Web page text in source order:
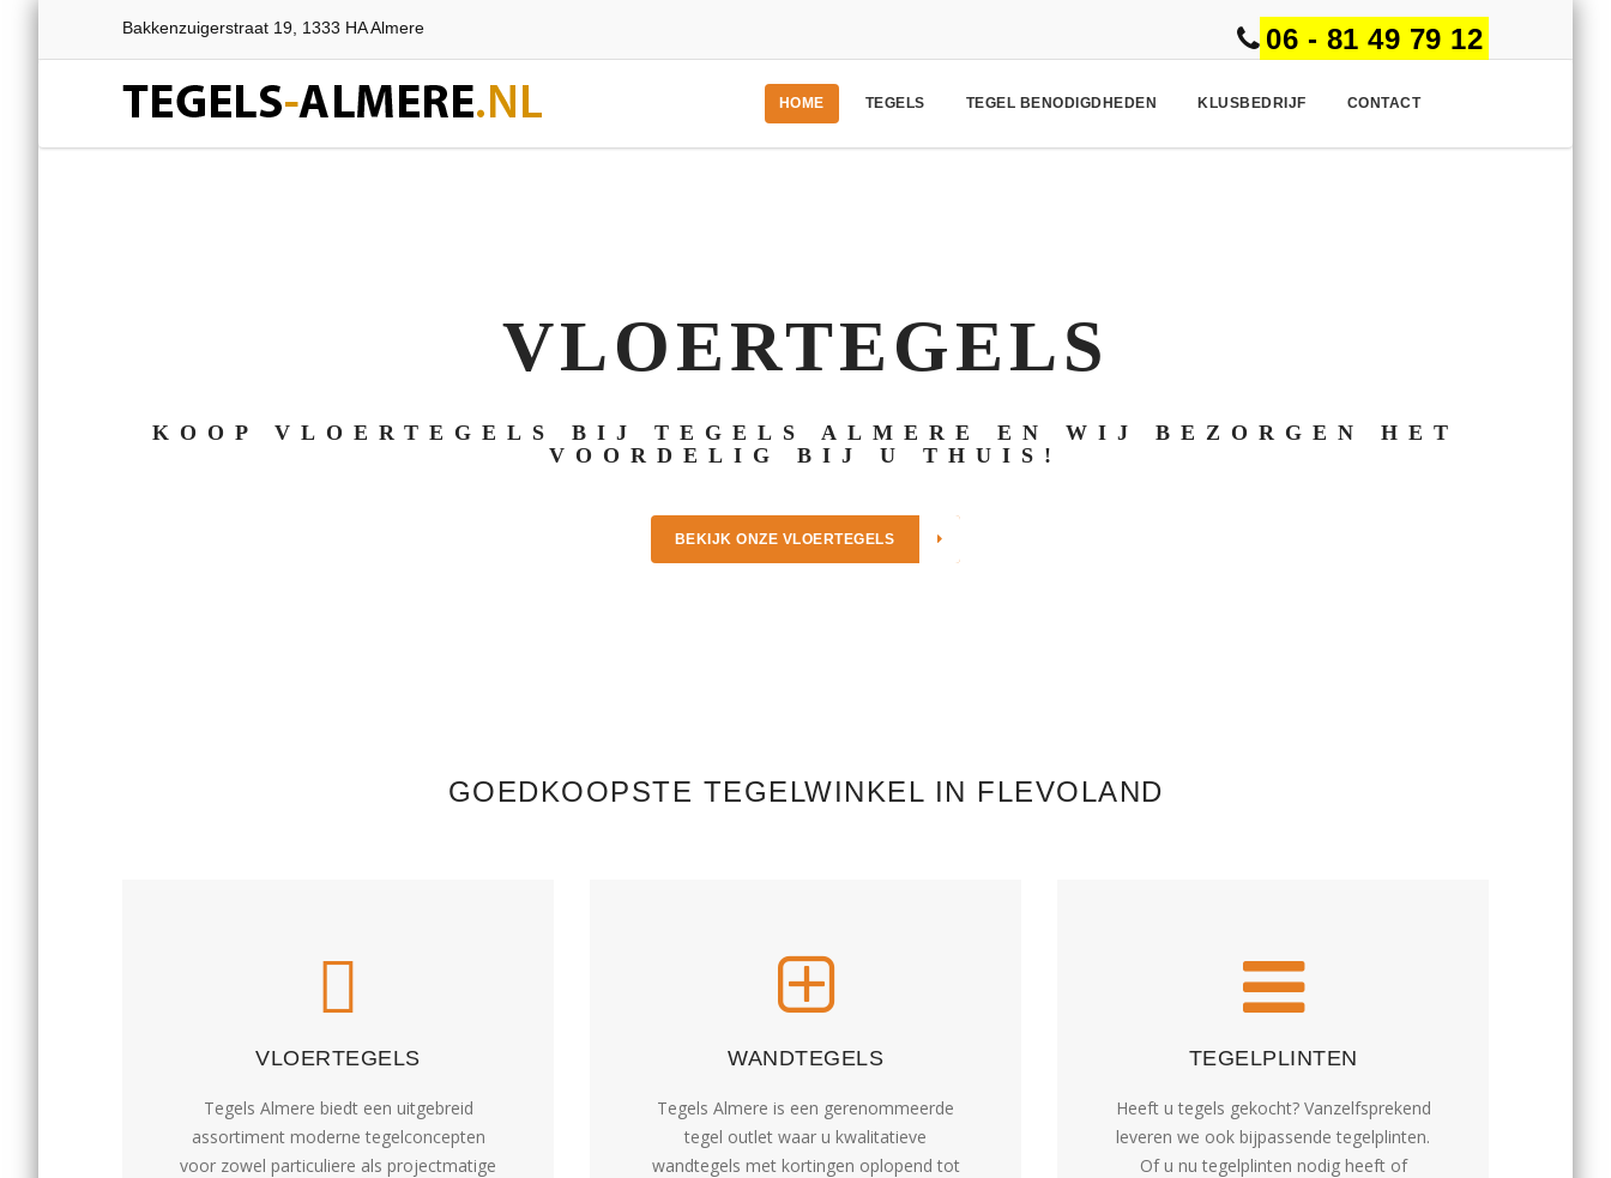
Bakkenzuigerstraat 19, 1333 HA Almere 06 - 81 49 79 12
HOME TEGELS TEGEL BENODIGDHEDEN KLUSBEDRIJF CONTACT
VLOERTEGELS
KOOP VLOERTEGELS BIJ TEGELS ALMERE EN WIJ BEZORGEN HET
VOORDELIG BIJ U THUIS!
BEKIJK ONZE VLOERTEGELS
GOEDKOOPSTE TEGELWINKEL IN FLEVOLAND
VLOERTEGELS
Tegels Almere biedt een uitgebreid
assortiment moderne tegelconcepten
voor zowel particuliere als projectmatige
WANDTEGELS
Tegels Almere is een gerenommeerde
tegel outlet waar u kwalitatieve
wandtegels met kortingen oplopend tot
TEGELPLINTEN
Heeft u tegels gekocht? Vanzelfsprekend
leveren we ook bijpassende tegelplinten.
Of u nu tegelplinten nodig heeft of